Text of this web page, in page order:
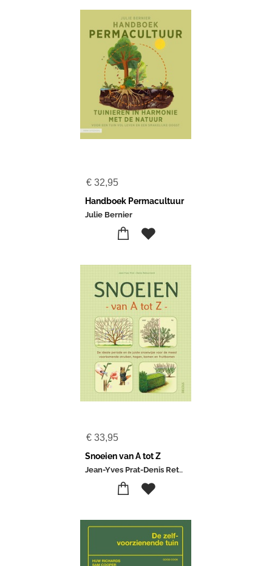
€ 32,95
Handboek Permacultuur
Julie Bernier
€ 33,95
Snoeien van A tot Z
Jean-Yves Prat-Denis Retournard